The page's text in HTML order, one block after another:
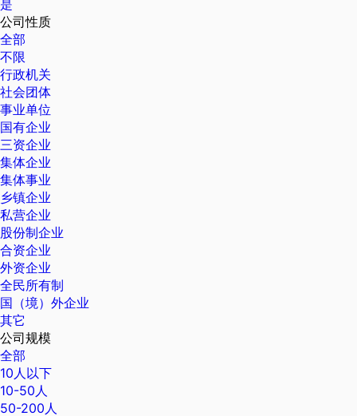
是
公司性质
全部
不限
行政机关
社会团体
事业单位
国有企业
三资企业
集体企业
集体事业
乡镇企业
私营企业
股份制企业
合资企业
外资企业
全民所有制
国（境）外企业
其它
公司规模
全部
10人以下
10-50人
50-200人